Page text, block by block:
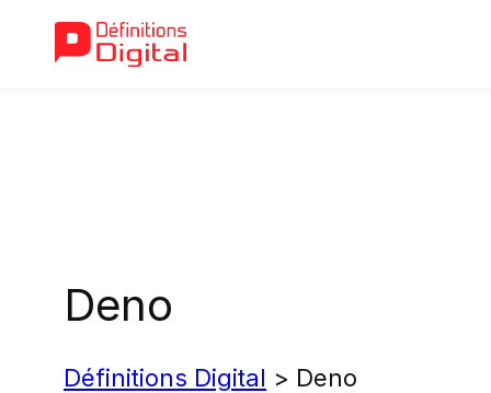
Deno
Définitions Digital > Deno